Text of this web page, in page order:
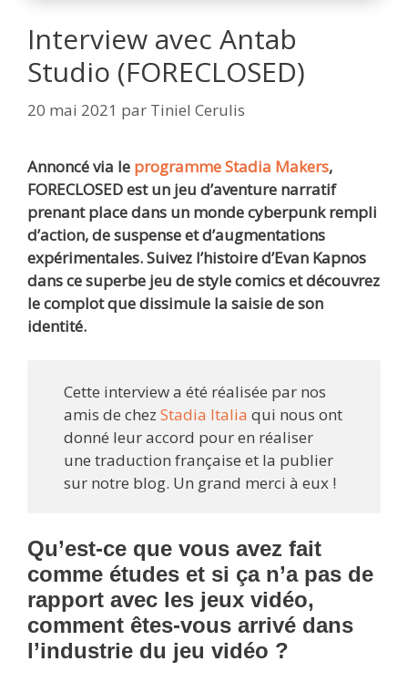
Interview avec Antab
Studio (FORECLOSED)
20 mai 2021 par Tiniel Cerulis
Annoncé via le programme Stadia Makers,
FORECLOSED est un jeu d’aventure narratif
prenant place dans un monde cyberpunk rempli
d’action, de suspense et d’augmentations
expérimentales. Suivez l’histoire d’Evan Kapnos
dans ce superbe jeu de style comics et découvrez
le complot que dissimule la saisie de son
identité.
Cette interview a été réalisée par nos
amis de chezStadia Italia qui nous ont
donné leur accord pour en réaliser
une traduction française et la publier
sur notre blog. Un grand merci à eux !
Qu’est-ce que vous avez fait
comme études et si ça n’a pas de
rapport avec les jeux vidéo,
comment êtes-vous arrivé dans
l’industrie du jeu vidéo ?